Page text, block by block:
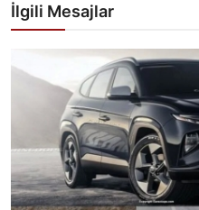
İlgili Mesajlar